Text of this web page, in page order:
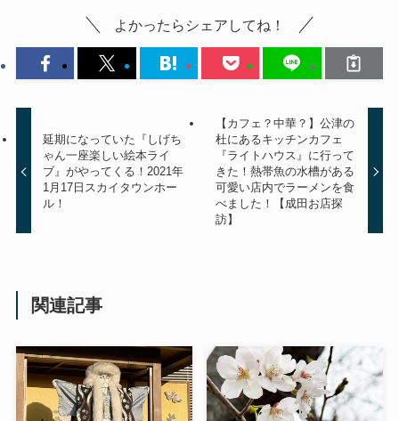
よかったらシェアしてね！
延期になっていた『しげち
ゃん一座楽しい絵本ライ
ブ』がやってくる！2021年
1月17日スカイタウンホー
ル！
【カフェ？中華？】公津の
杜にあるキッチンカフェ
『ライトハウス』に行って
きた！熱帯魚の水槽がある
可愛い店内でラーメンを食
べました！【成田お店探
訪】
関連記事